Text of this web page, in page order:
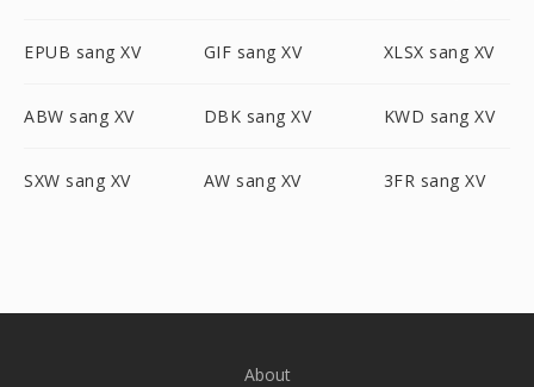
EPUB sang XV GIF sang XV XLSX sang XV
ABW sang XV DBK sang XV KWD sang XV
SXW sang XV AW sang XV 3FR sang XV
About